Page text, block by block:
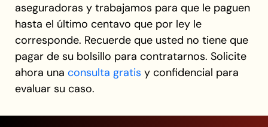
aseguradoras y trabajamos para que le paguen
hasta el último centavo que por ley le
corresponde. Recuerde que usted no tiene que
pagar de su bolsillo para contratarnos. Solicite
ahora una consulta gratis y confidencial para
evaluar su caso.